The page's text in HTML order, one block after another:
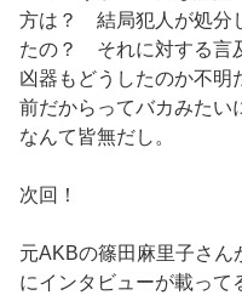
方は？ 結局犯人が処
たの？ それに対する言
凶器もどうしたのか不明
前だからってバカみたい
なんて皆無だし。
次回！
元AKBの篠田麻里子さ
にインタビューが載って